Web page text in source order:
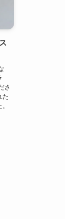
さ
た
。